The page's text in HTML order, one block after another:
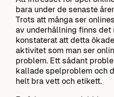
bara under de senaste
Trots att många ser
av underhållning finns det
konstaterat att detta
aktivitet som man ser
problem. Ett sådant
kallade spelproblem och
helt bra vett och etikett.